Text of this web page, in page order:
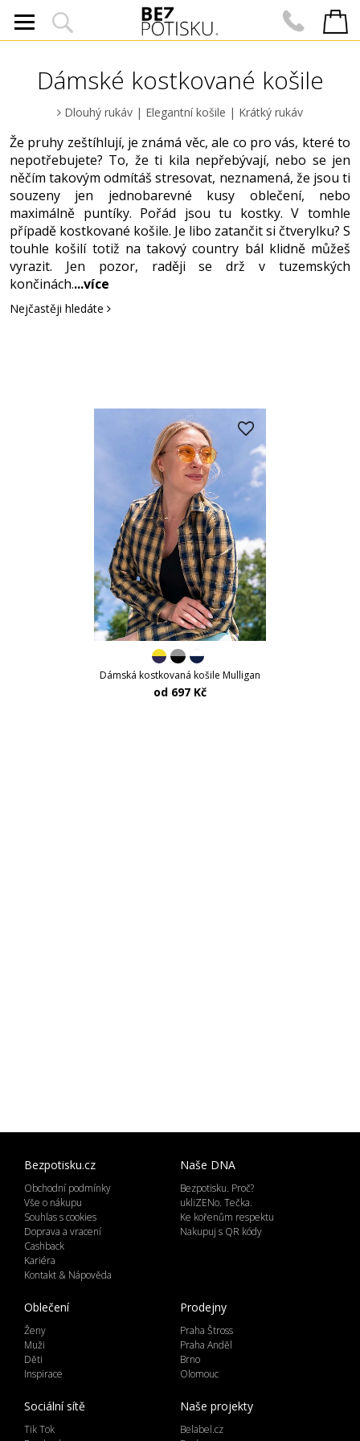
Dámské kostkované košile
Dlouhý rukáv | Elegantní košile | Krátký rukáv
Že pruhy zeštíhlují, je známá věc, ale co pro vás, které to
nepotřebujete? To, že ti kila nepřebývají, nebo se jen
něčím takovým odmítáš stresovat, neznamená, že jsou ti
souzeny jen jednobarevné kusy oblečení, nebo
maximálně puntíky. Pořád jsou tu kostky. V tomhle
případě kostkované košile. Je libo zatančit si čtverylku? S
touhle košilí totiž na takový country bál klidně můžeš
vyrazit. Jen pozor, raději se drž v tuzemských
končinách....více
Nejčastěji hledáte
Dámská kostkovaná košile Mulligan
od 697 Kč
Bezpotisku.cz
Obchodní podmínky
Vše o nákupu
Souhlas s cookies
Doprava a vracení
Cashback
Kariéra
Kontakt & Nápověda
Naše DNA
Bezpotisku. Proč?
ukliZENo. Tečka.
Ke kořenům respektu
Nakupuj s QR kódy
Oblečení
Ženy
Muži
Děti
Inspirace
Prodejny
Praha Štross
Praha Anděl
Brno
Olomouc
Sociální sítě
Tik Tok
Naše projekty
Belabel.cz